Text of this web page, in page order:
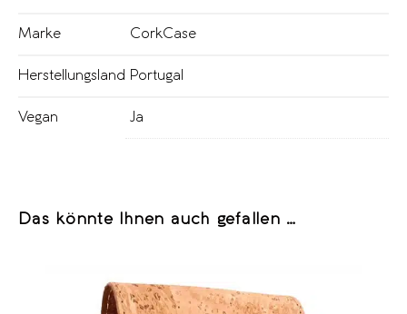
Marke CorkCase
Herstellungsland Portugal
Vegan Ja
Das könnte Ihnen auch gefallen …